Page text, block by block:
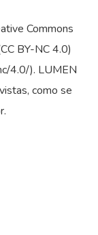
Commons
BY-NC 4.0)
4.0/). LUMEN
como se